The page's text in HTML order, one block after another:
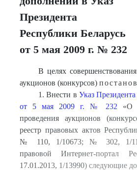
Президента
Республики Беларусь
от 5 мая 2009 г. № 232
В целях
аукционов (конкурсов)
1. Внести в Указ
от 5 мая 2009 г. № 232 «О
проведения аукционов
реестр правовых актов
№ 110, 1/10673; № 302, 1/
правовой Интернет-портал
17.01.2013, 1/13990) следующие